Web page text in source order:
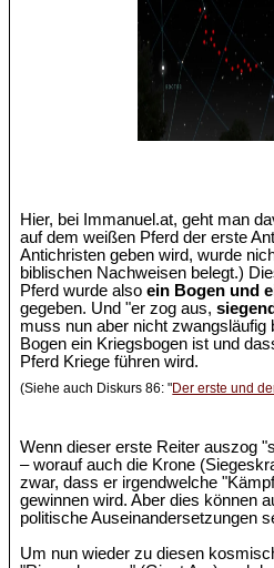
Hier, bei Immanuel.at, geht man
auf dem weißen Pferd der erste
Antichristen geben wird, wurde
biblischen Nachweisen belegt.)
Pferd wurde alsoein Bogen und
gegeben. Und "er zog aus,
muss nun aber nicht zwangsläufig
Bogen ein Kriegsbogen ist und
Pferd Kriege führen wird.
(Siehe auch Diskurs 86: "Der erste und
Wenn dieser erste Reiter auszog
– worauf auch die Krone
zwar, dass er irgendwelche
gewinnen wird. Aber dies können
politische Auseinandersetzungen
Um nun wieder zu diesen